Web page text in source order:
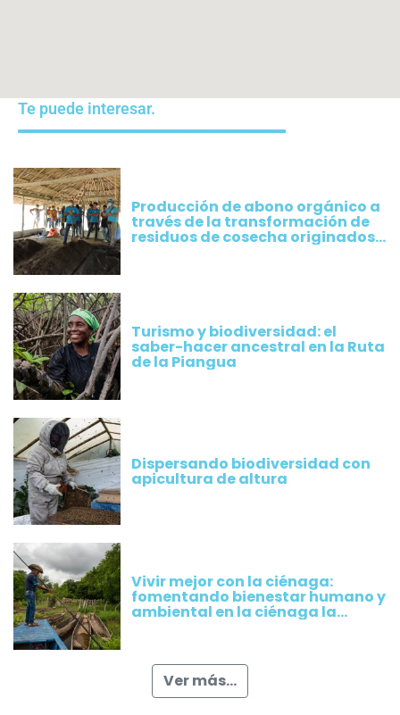
Te puede interesar.
Producción de abono orgánico a
través de la transformación de
residuos de cosecha originados
Turismo y biodiversidad: el
saber-hacer ancestral en la Ruta
de la Piangua
Dispersando biodiversidad con
apicultura de altura
Vivir mejor con la ciénaga:
fomentando bienestar humano y
ambiental en la ciénaga la
Ver más...